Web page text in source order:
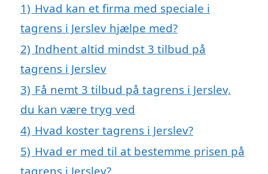
1) Hvad kan et firma med speciale i
tagrens i Jerslev hjælpe med?
2) Indhent altid mindst 3 tilbud på
tagrens i Jerslev
3) Få nemt 3 tilbud på tagrens i Jerslev,
du kan være tryg ved
4) Hvad koster tagrens i Jerslev?
5) Hvad er med til at bestemme prisen på
tagrens i Jerslev?